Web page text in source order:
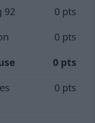
92
0 pts
0 pts
0 pts
0 pts